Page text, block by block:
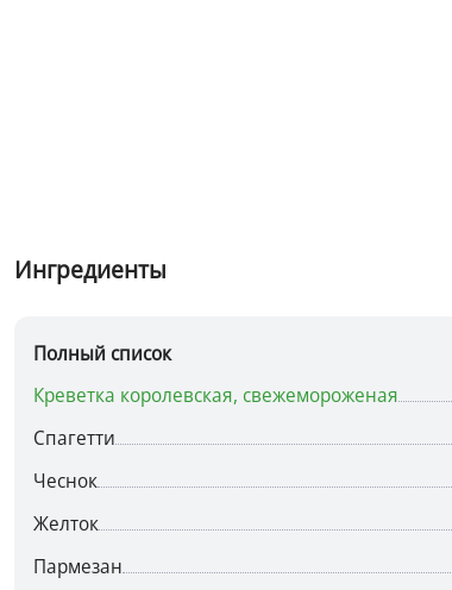
Ингредиенты
Полный список
Креветка королевская, свежемороженая
Спагетти
Чеснок
Желток
Пармезан